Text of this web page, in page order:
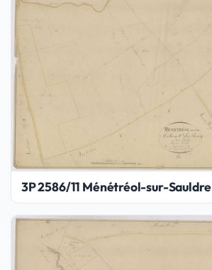
3P 2586/11 Ménétréol-sur-Sauldre